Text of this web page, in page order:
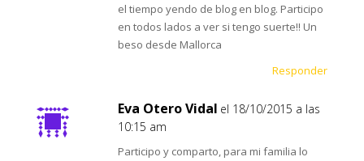
el tiempo yendo de blog en blog. Participo
en todos lados a ver si tengo suerte!! Un
beso desde Mallorca
Responder
Eva Otero Vidal el 18/10/2015 a las
10:15 am
Participo y comparto, para mi familia lo